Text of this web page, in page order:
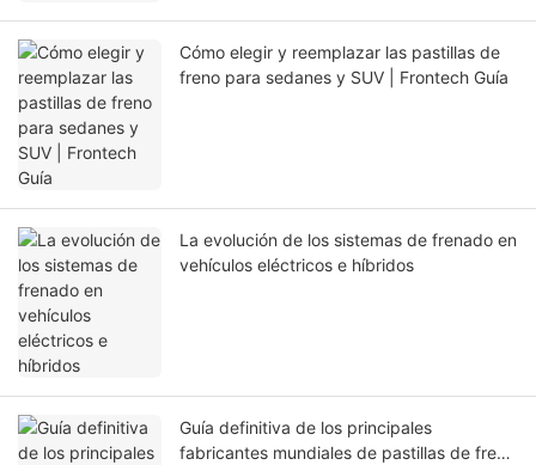
Cómo elegir y reemplazar las pastillas de
freno para sedanes y SUV | Frontech Guía
La evolución de los sistemas de frenado en
vehículos eléctricos e híbridos
Guía definitiva de los principales
fabricantes mundiales de pastillas de freno